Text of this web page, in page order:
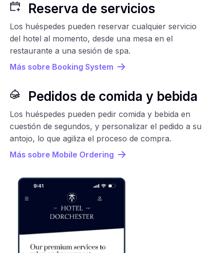
Reserva de servicios
Los huéspedes pueden reservar cualquier servicio
del hotel al momento, desde una mesa en el
restaurante a una sesión de spa.
Más sobre Booking System
Pedidos de comida y bebida
Los huéspedes pueden pedir comida y bebida en
cuestión de segundos, y personalizar el pedido a su
antojo, lo que agiliza el proceso de compra.
Más sobre Mobile Ordering